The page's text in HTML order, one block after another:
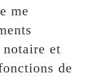
me
et
de